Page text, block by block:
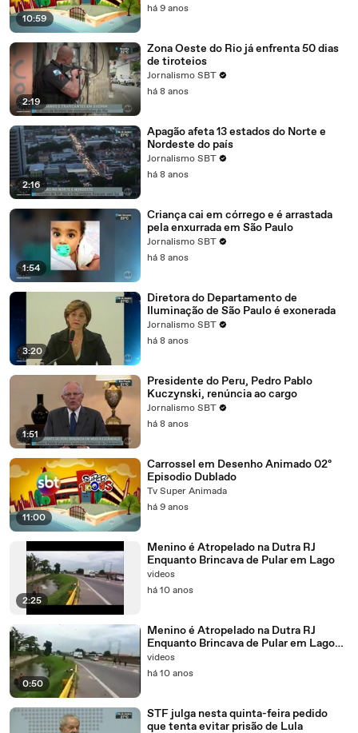
10:59
há 9 anos
2:19
Zona Oeste do Rio já enfrenta 50 dias
de tiroteios
Jornalismo SBT
há 8 anos
2:16
Apagão afeta 13 estados do Norte e
Nordeste do país
Jornalismo SBT
há 8 anos
1:54
Criança cai em córrego e é arrastada
pela enxurrada em São Paulo
Jornalismo SBT
há 8 anos
3:20
Diretora do Departamento de
Iluminação de São Paulo é exonerada
Jornalismo SBT
há 8 anos
1:51
Presidente do Peru, Pedro Pablo
Kuczynski, renúncia ao cargo
Jornalismo SBT
há 8 anos
11:00
Carrossel em Desenho Animado 02º
Episodio Dublado
Tv Super Animada
há 9 anos
2:25
Menino é Atropelado na Dutra RJ
Enquanto Brincava de Pular em Lago
videos
há 10 anos
0:50
Menino é Atropelado na Dutra RJ
Enquanto Brincava de Pular em Lago
Próximo à Rodovia
videos
há 10 anos
STF julga nesta quinta-feira pedido
que tenta evitar prisão de Lula